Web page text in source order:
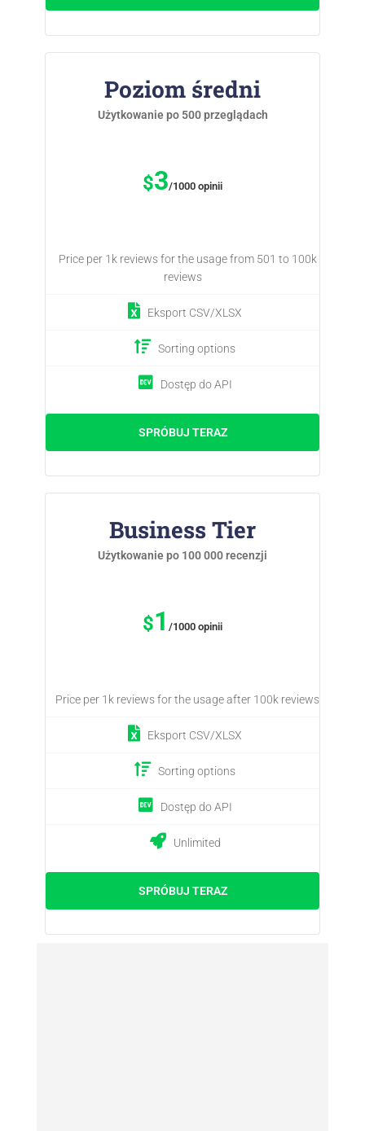
Poziom średni
Użytkowanie po 500 przeglądach
$3/1000 opinii
Price per 1k reviews for the usage from 501 to 100k
reviews
Eksport CSV/XLSX
Sorting options
Dostęp do API
SPRÓBUJ TERAZ
Business Tier
Użytkowanie po 100 000 recenzji
$1 /1000 opinii
Price per 1k reviews for the usage after 100k reviews
Eksport CSV/XLSX
Sorting options
Dostęp do API
Unlimited
SPRÓBUJ TERAZ